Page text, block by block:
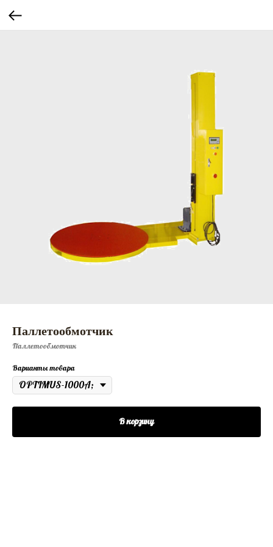
Паллетообмотчик
Паллетообмотчик
Варианты товара
В корзину